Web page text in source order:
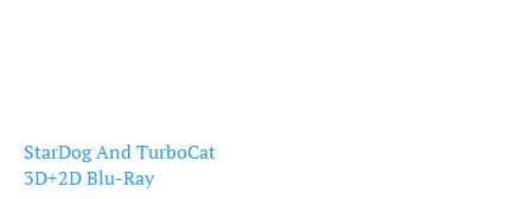
StarDog And TurboCat
3D+2D Blu-Ray